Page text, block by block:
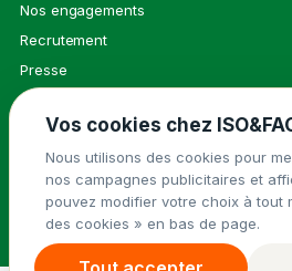
Nos engagements
Recrutement
Presse
Contact
© 2026 ISO&FACE ·
Groupe Isovalie
Politique
Vos cookies chez
Nous utilisons des cookies pour
nos campagnes publicitaires et
pouvez modifier votre choix à tout
des cookies » en bas de page.